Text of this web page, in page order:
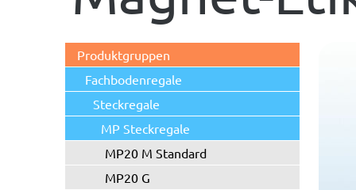
Produktgruppen
Fachbodenregale
Steckregale
MP Steckregale
MP20 M Standard
MP20 G